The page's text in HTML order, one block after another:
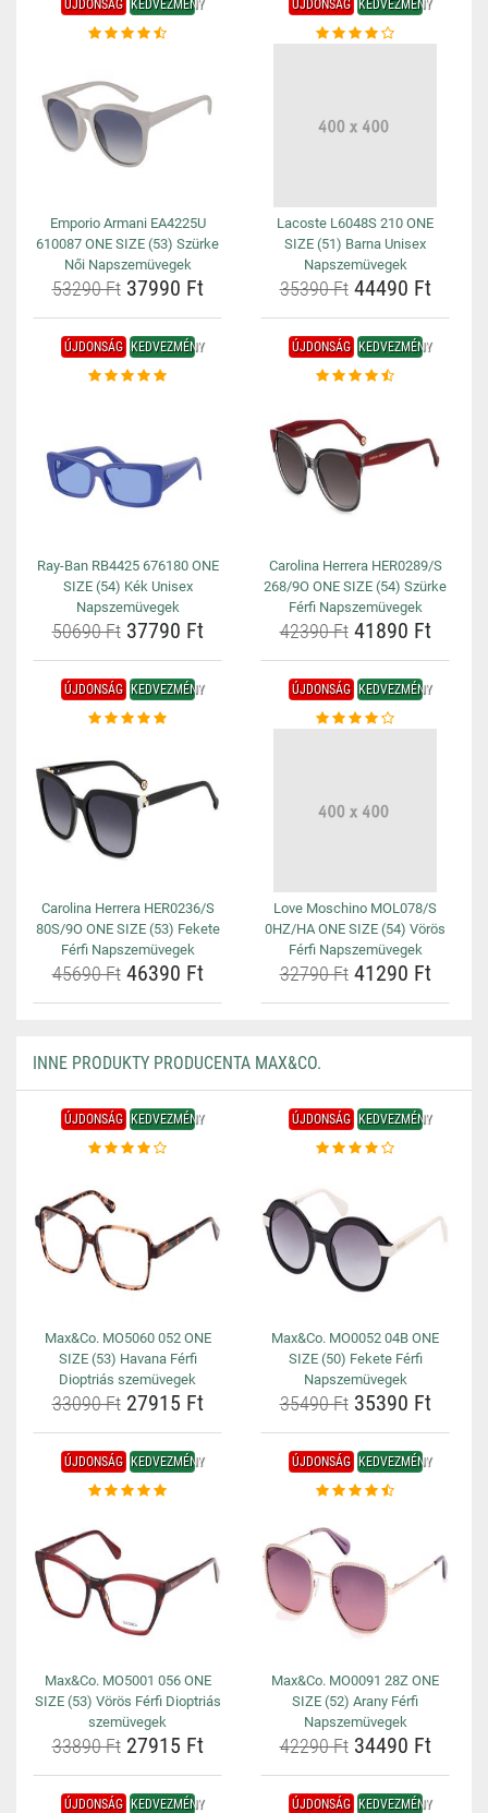
ÚJDONSÁG KEDVEZMÉNY
Emporio Armani EA4225U
610087 ONE SIZE (53) Szürke
Női Napszemüvegek
53290 Ft37990 Ft
ÚJDONSÁG KEDVEZMÉNY
Lacoste L6048S 210 ONE
SIZE (51) Barna Unisex
Napszemüvegek
35390 Ft44490 Ft
ÚJDONSÁG KEDVEZMÉNY
Ray-Ban RB4425 676180 ONE
SIZE (54) Kék Unisex
Napszemüvegek
50690 Ft37790 Ft
ÚJDONSÁG KEDVEZMÉNY
Carolina Herrera HER0289/S
268/9O ONE SIZE (54) Szürke
Férfi Napszemüvegek
42390 Ft41890 Ft
ÚJDONSÁG KEDVEZMÉNY
Carolina Herrera HER0236/S
80S/9O ONE SIZE (53) Fekete
Férfi Napszemüvegek
45690 Ft46390 Ft
ÚJDONSÁG KEDVEZMÉNY
Love Moschino MOL078/S
0HZ/HA ONE SIZE (54) Vörös
Férfi Napszemüvegek
32790 Ft41290 Ft
INNE PRODUKTY PRODUCENTA MAX&CO.
ÚJDONSÁG KEDVEZMÉNY
Max&Co. MO5060 052 ONE
SIZE (53) Havana Férfi
Dioptriás szemüvegek
33090 Ft27915 Ft
ÚJDONSÁG KEDVEZMÉNY
Max&Co. MO0052 04B ONE
SIZE (50) Fekete Férfi
Napszemüvegek
35490 Ft35390 Ft
ÚJDONSÁG KEDVEZMÉNY
Max&Co. MO5001 056 ONE
SIZE (53) Vörös Férfi Dioptriás
szemüvegek
33890 Ft27915 Ft
ÚJDONSÁG KEDVEZMÉNY
Max&Co. MO0091 28Z ONE
SIZE (52) Arany Férfi
Napszemüvegek
42290 Ft34490 Ft
ÚJDONSÁG KEDVEZMÉNY ÚJDONSÁG KEDVEZMÉNY